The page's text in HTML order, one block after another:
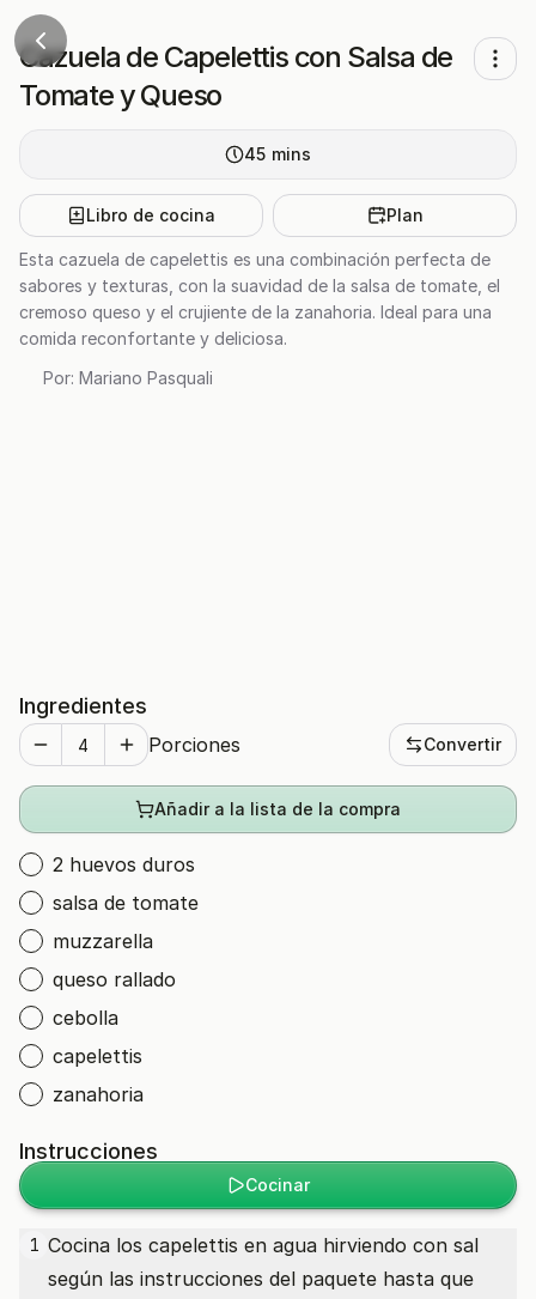
Cazuela de Capelettis con Salsa de
Tomate y Queso
45 mins
Libro de cocina Plan
Esta cazuela de capelettis es una combinación perfecta de
sabores y texturas, con la suavidad de la salsa de tomate, el
cremoso queso y el crujiente de la zanahoria. Ideal para una
comida reconfortante y deliciosa.
Por: Mariano Pasquali
Ingredientes
Porciones Convertir
Añadir a la lista de la compra
2 huevos duros
salsa de tomate
muzzarella
queso rallado
cebolla
capelettis
zanahoria
Instrucciones
Cocinar
1 Cocina los capelettis en agua hirviendo con sal
según las instrucciones del paquete hasta que